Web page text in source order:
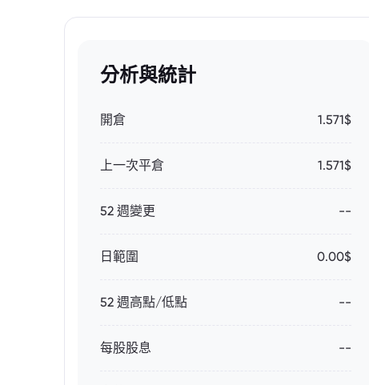
分析與統計
開倉 1.571$
上一次平倉 1.571$
52 週變更 --
日範圍 0.00$
52 週高點/低點 --
每股股息 --